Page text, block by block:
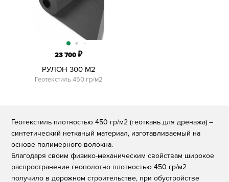
23 700₽
РУЛОН 300 М2
Геотекстиль 450 гр/м2
Геотекстиль плотностью 450 гр/м2 (геоткань для дренажа) –
синтетический нетканый материал, изготавливаемый на
основе полимерного волокна.
Благодаря своим физико-механическим свойствам широкое
распространение геополотно плотностью 450 гр/м2
получило в дорожном строительстве, при обустройстве